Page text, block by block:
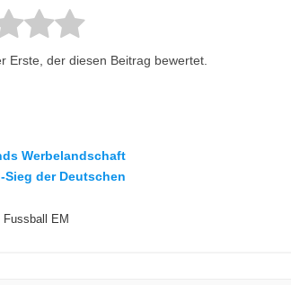
Erste, der diesen Beitrag bewertet.
Werbelandschaft
Sieg der Deutschen
Fussball EM